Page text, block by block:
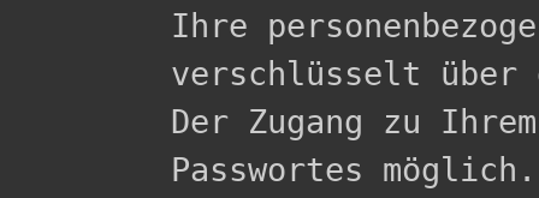
Ihre
verschlüsselt über
Der Zugang zu
Passwortes möglich.